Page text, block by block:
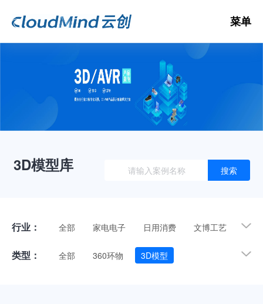
菜单
3D模型库 搜索
行业： 全部 家电电子 日用消费
文博工艺
纺织服装
建材家具 自然
类型： 全部 360环物
3D模型